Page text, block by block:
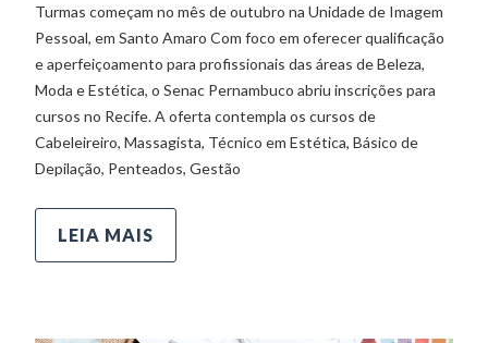
Turmas começam no mês de outubro na Unidade de Imagem
Pessoal, em Santo Amaro Com foco em oferecer qualificação
e aperfeiçoamento para profissionais das áreas de Beleza,
Moda e Estética, o Senac Pernambuco abriu inscrições para
cursos no Recife. A oferta contempla os cursos de
Cabeleireiro, Massagista, Técnico em Estética, Básico de
Depilação, Penteados, Gestão
LEIA MAIS